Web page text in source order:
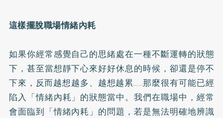
這樣擺脫職場情緒內耗
如果你經常感覺自己的思緒處在一種不斷運轉的狀態
下，甚至當想靜下心來好好休息的時候，卻還是停不
下來，反而越想越多、越想越累……那麼很有可能已經
陷入「情緒內耗」的狀態當中。我們在職場中，經常
會面臨到「情緒內耗」的問題，若是無法明確地辨識